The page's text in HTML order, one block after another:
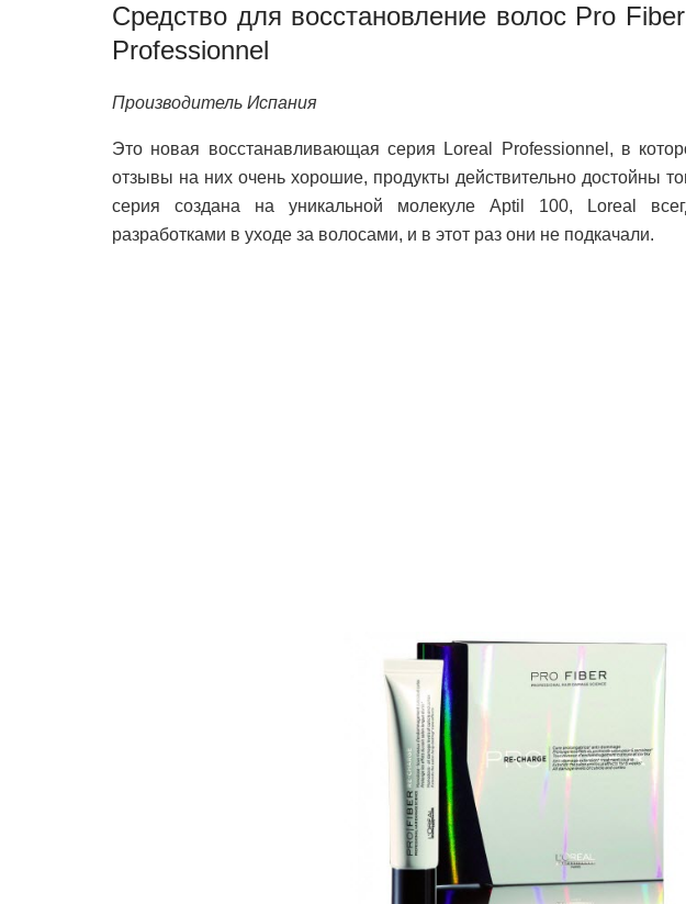
Средство для восстановление волос Pro
Professionnel
Производитель Испания
Это новая восстанавливающая серия Lоreal Professionnel, в
отзывы на них очень хорошие, продукты действительно достойны
серия создана на уникальной молекуле Aptil 100, Lоreal
разработками в уходе за волосами, и в этот раз они не подкачали.